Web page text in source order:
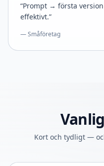
“Prompt → första
effektivt.”
— Småföretag
Kort och tydligt —